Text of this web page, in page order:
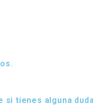
si tienes alguna